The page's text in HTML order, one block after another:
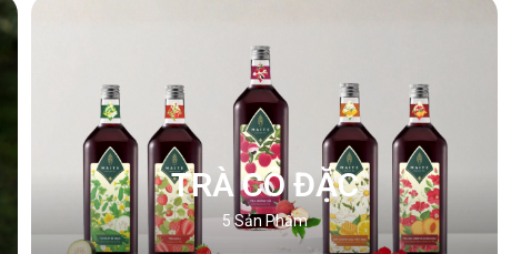
TRÀ CÔ ĐẶC
5 Sản Phẩm